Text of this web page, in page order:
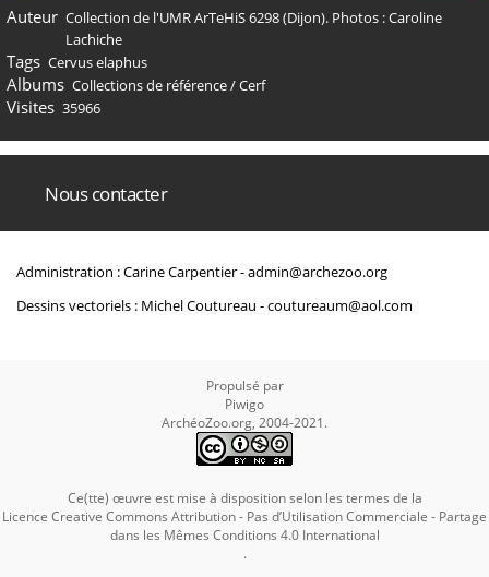
Auteur Collection de l'UMR ArTeHiS 6298 (Dijon). Photos : Caroline
Lachiche
Tags Cervus elaphus
Albums Collections de référence/Cerf
Visites 35966
Nous contacter
Administration : Carine Carpentier -admin@archezoo.org
Dessins vectoriels : Michel Coutureau -coutureaum@aol.com
Propulsé par
Piwigo
ArchéoZoo.org, 2004-2021.
Ce(tte) œuvre est mise à disposition selon les termes de la
Licence Creative Commons Attribution - Pas d’Utilisation Commerciale - Partage
dans les Mêmes Conditions 4.0 International
.